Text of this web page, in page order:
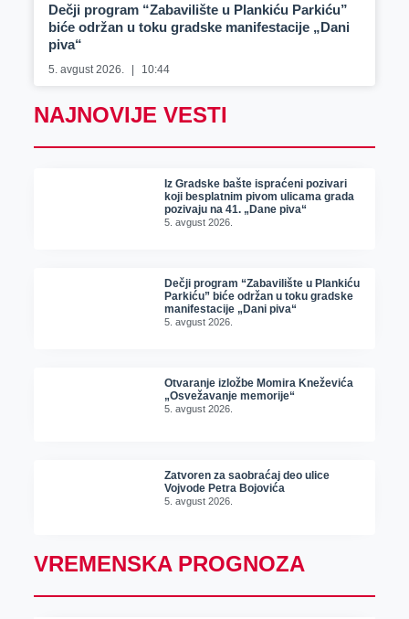
Dečji program “Zabavilište u Plankiću Parkiću”
biće održan u toku gradske manifestacije „Dani
piva“
5. avgust 2026. 10:44
NAJNOVIJE VESTI
Iz Gradske bašte ispraćeni pozivari
koji besplatnim pivom ulicama grada
pozivaju na 41. „Dane piva“
5. avgust 2026.
Dečji program “Zabavilište u Plankiću
Parkiću” biće održan u toku gradske
manifestacije „Dani piva“
5. avgust 2026.
Otvaranje izložbe Momira Kneževića
„Osvežavanje memorije“
5. avgust 2026.
Zatvoren za saobraćaj deo ulice
Vojvode Petra Bojovića
5. avgust 2026.
VREMENSKA PROGNOZA